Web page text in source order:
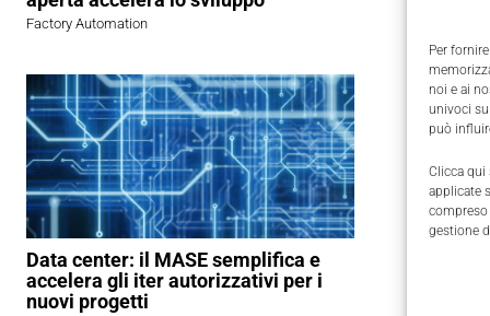
Per
noi e ai
univoci
può
Clicca qui
applicate
gestione
Factory Automation
Data center: il MASE semplifica e
accelera gli iter autorizzativi per i
nuovi progetti
Insights,
del39,2%
Reti